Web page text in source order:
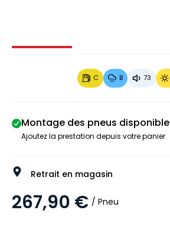
Image 1 sur 4
C B 73
Montage des pneus disponible
Ajoutez la prestation depuis votre panier
Retrait en magasin
267,90 € / Pneu